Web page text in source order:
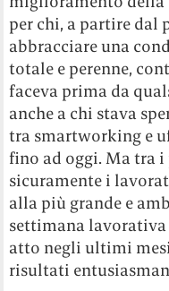
per chi, a partire
abbracciare una
totale e perenne,
faceva prima da
anche a chi stava
tra smartworking e
fino ad oggi. Ma tra
sicuramente i
alla più grande e
settimana lavorativa
atto negli ultimi
risultati